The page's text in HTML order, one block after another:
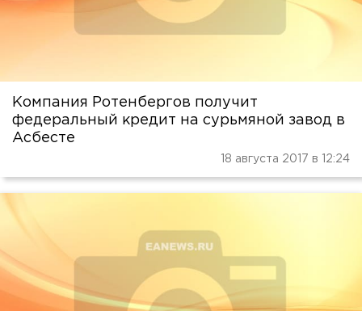
Компания Ротенбергов получит
федеральный кредит на сурьмяной завод в
Асбесте
18 августа 2017 в 12:24